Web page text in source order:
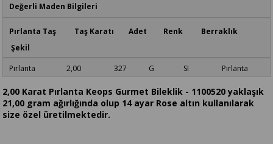
Değerli Maden Bilgileri
Pırlanta Taş Taş Karatı Adet Renk Berraklık
Şekil
Pırlanta 2,00 327 G SI Pırlanta
2,00 Karat Pırlanta Keops Gurmet Bileklik - 1100520 yaklaşık
21,00 gram ağırlığında olup 14 ayar Rose altın kullanılarak
size özel üretilmektedir.